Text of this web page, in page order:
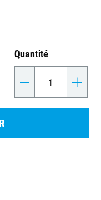
Quantité
- +